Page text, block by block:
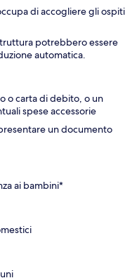
di accogliere gli ospiti
potrebbero essere
automatica.
o carta di debito, o un
spese accessorie
un documento
ai bambini*